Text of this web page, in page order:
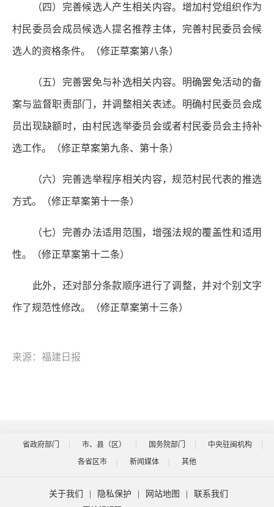
（四）完善候选人产生相关内容。 增加村党组织作为
村民委员会成员候选人提名推荐主体，完善村民委员会候
选人的资格条件。（修正草案第八条）
（五）完善罢免与补选相关内容。 明确罢免活动的备
案与监督职责部门，并调整相关表述。明确村民委员会成
员出现缺额时，由村民选举委员会或者村民委员会主持补
选工作。（修正草案第九条、第十条）
（六）完善选举程序相关内容，规范村民代表的推选
方式。 （修正草案第十一条）
（七）完善办法适用范围，增强法规的覆盖性和适用
性。 （修正草案第十二条）
此外，还对部分条款顺序进行了调整，并对个别文字
作了规范性修改。（修正草案第十三条）
来源：福建日报
省政府部门 市、县（区） 国务院部门
中央驻闽机构
各省区市
新闻媒体 其他
关于我们 隐私保护 网站地图
联系我们